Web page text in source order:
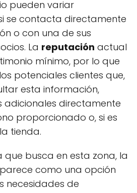
pueden variar
se contacta directamente
o con una de sus
La reputación actual
mínimo, por lo que
potenciales clientes que,
esta información,
adicionales directamente
proporcionado o, si es
tienda.
que busca en esta zona, la
como una opción
necesidades de